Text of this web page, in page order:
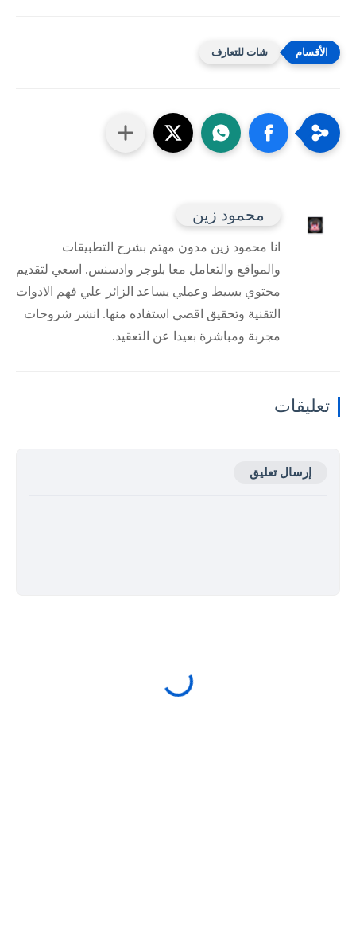
شات للتعارف
محمود زين
انا محمود زين مدون مهتم بشرح التطبيقات
والمواقع والتعامل معا بلوجر وادسنس. اسعي لتقديم
محتوي بسيط وعملي يساعد الزائر علي فهم الادوات
التقنية وتحقيق اقصي استفاده منها. انشر شروحات
مجربة ومباشرة بعيدا عن التعقيد.
تعليقات
إرسال تعليق